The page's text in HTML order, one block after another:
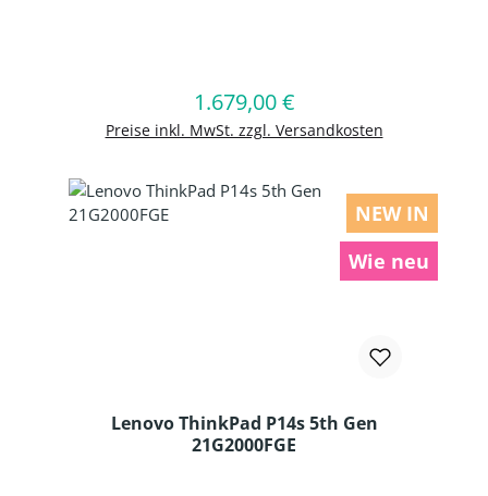
Regulärer Preis:
1.679,00 €
Preise inkl. MwSt. zzgl. Versandkosten
In den Warenkorb
NEW IN
Wie neu
Lenovo ThinkPad P14s 5th Gen
21G2000FGE